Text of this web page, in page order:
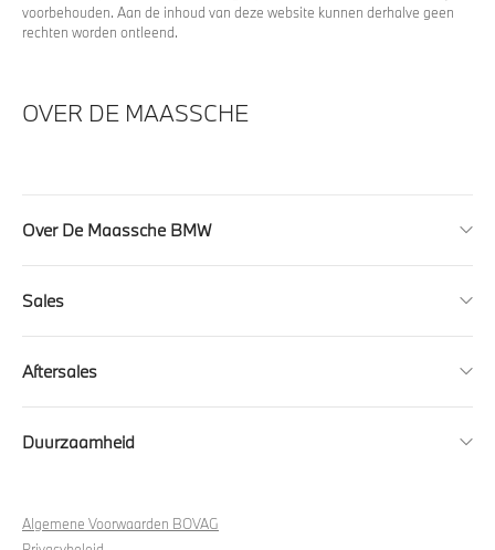
voorbehouden. Aan de inhoud van deze website kunnen derhalve geen
rechten worden ontleend.
OVER DE MAASSCHE
Over De Maassche BMW
Sales
Aftersales
Duurzaamheid
Algemene Voorwaarden BOVAG